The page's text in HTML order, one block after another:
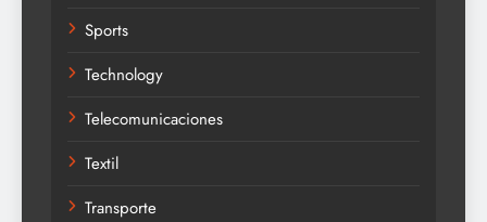
Sports
Technology
Telecomunicaciones
Textil
Transporte